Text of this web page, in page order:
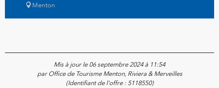
Menton
Mis à jour le 06 septembre 2024 à 11:54
par Office de Tourisme Menton, Riviera & Merveilles
(Identifiant de l'offre : 5118550)